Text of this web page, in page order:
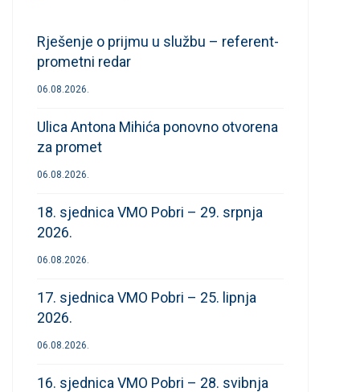
Rješenje o prijmu u službu – referent-
prometni redar
06.08.2026.
Ulica Antona Mihića ponovno otvorena
za promet
06.08.2026.
18. sjednica VMO Pobri – 29. srpnja
2026.
06.08.2026.
17. sjednica VMO Pobri – 25. lipnja
2026.
06.08.2026.
16. sjednica VMO Pobri – 28. svibnja